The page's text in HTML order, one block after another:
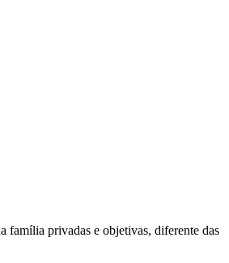
família privadas e objetivas, diferente das